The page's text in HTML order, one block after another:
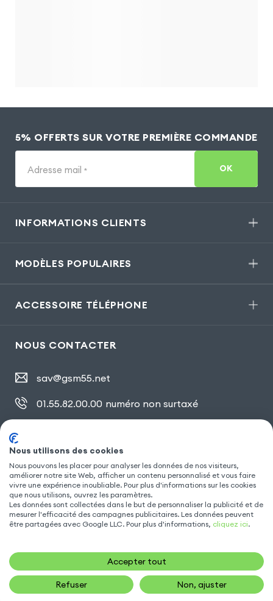
€ AJOUTER AU PANIER
5% OFFERTS SUR VOTRE PREMIÈRE COMMANDE
Adresse mail * OK
INFORMATIONS CLIENTS
MODÈLES POPULAIRES
ACCESSOIRE TÉLÉPHONE
NOUS CONTACTER
sav@gsm55.net
01.55.82.00.00 numéro non surtaxé
SUIVEZ NOUS
Nous utilisons des cookies
Nous pouvons les placer pour analyser les données de nos visiteurs,
améliorer notre site Web, afficher un contenu personnalisé et vous faire
vivre une expérience inoubliable. Pour plus d'informations sur les cookies
que nous utilisons, ouvrez les paramètres.
Les données sont collectées dans le but de personnaliser la publicité et de
mesurer l'efficacité des campagnes publicitaires. Les données peuvent
être partagées avec Google LLC. Pour plus d'informations, cliquez ici.
Accepter tout
Refuser Non, ajuster